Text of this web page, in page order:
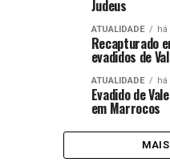
Judeus
ATUALIDADE há
Recapturado
evadidos de
ATUALIDADE há
Evadido de
em Marrocos